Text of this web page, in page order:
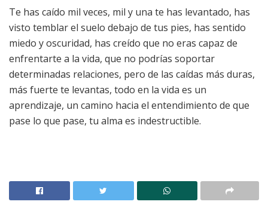
Te has caído mil veces, mil y una te has levantado, has
visto temblar el suelo debajo de tus pies, has sentido
miedo y oscuridad, has creído que no eras capaz de
enfrentarte a la vida, que no podrías soportar
determinadas relaciones, pero de las caídas más duras,
más fuerte te levantas, todo en la vida es un
aprendizaje, un camino hacia el entendimiento de que
pase lo que pase, tu alma es indestructible.